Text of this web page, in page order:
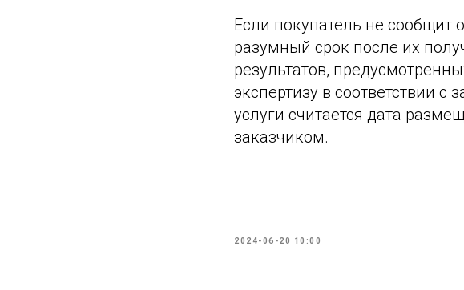
Если покупатель не сообщит
разумный срок после их
результатов,
экспертизу в соответствии
услуги считается дата
заказчиком.
2024-06-20 10:00